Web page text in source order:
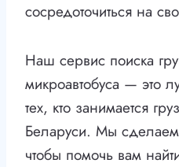
сосредоточиться на
Наш сервис поиска
микроавтобуса — это
тех, кто занимается
Беларуси. Мы
чтобы помочь вам